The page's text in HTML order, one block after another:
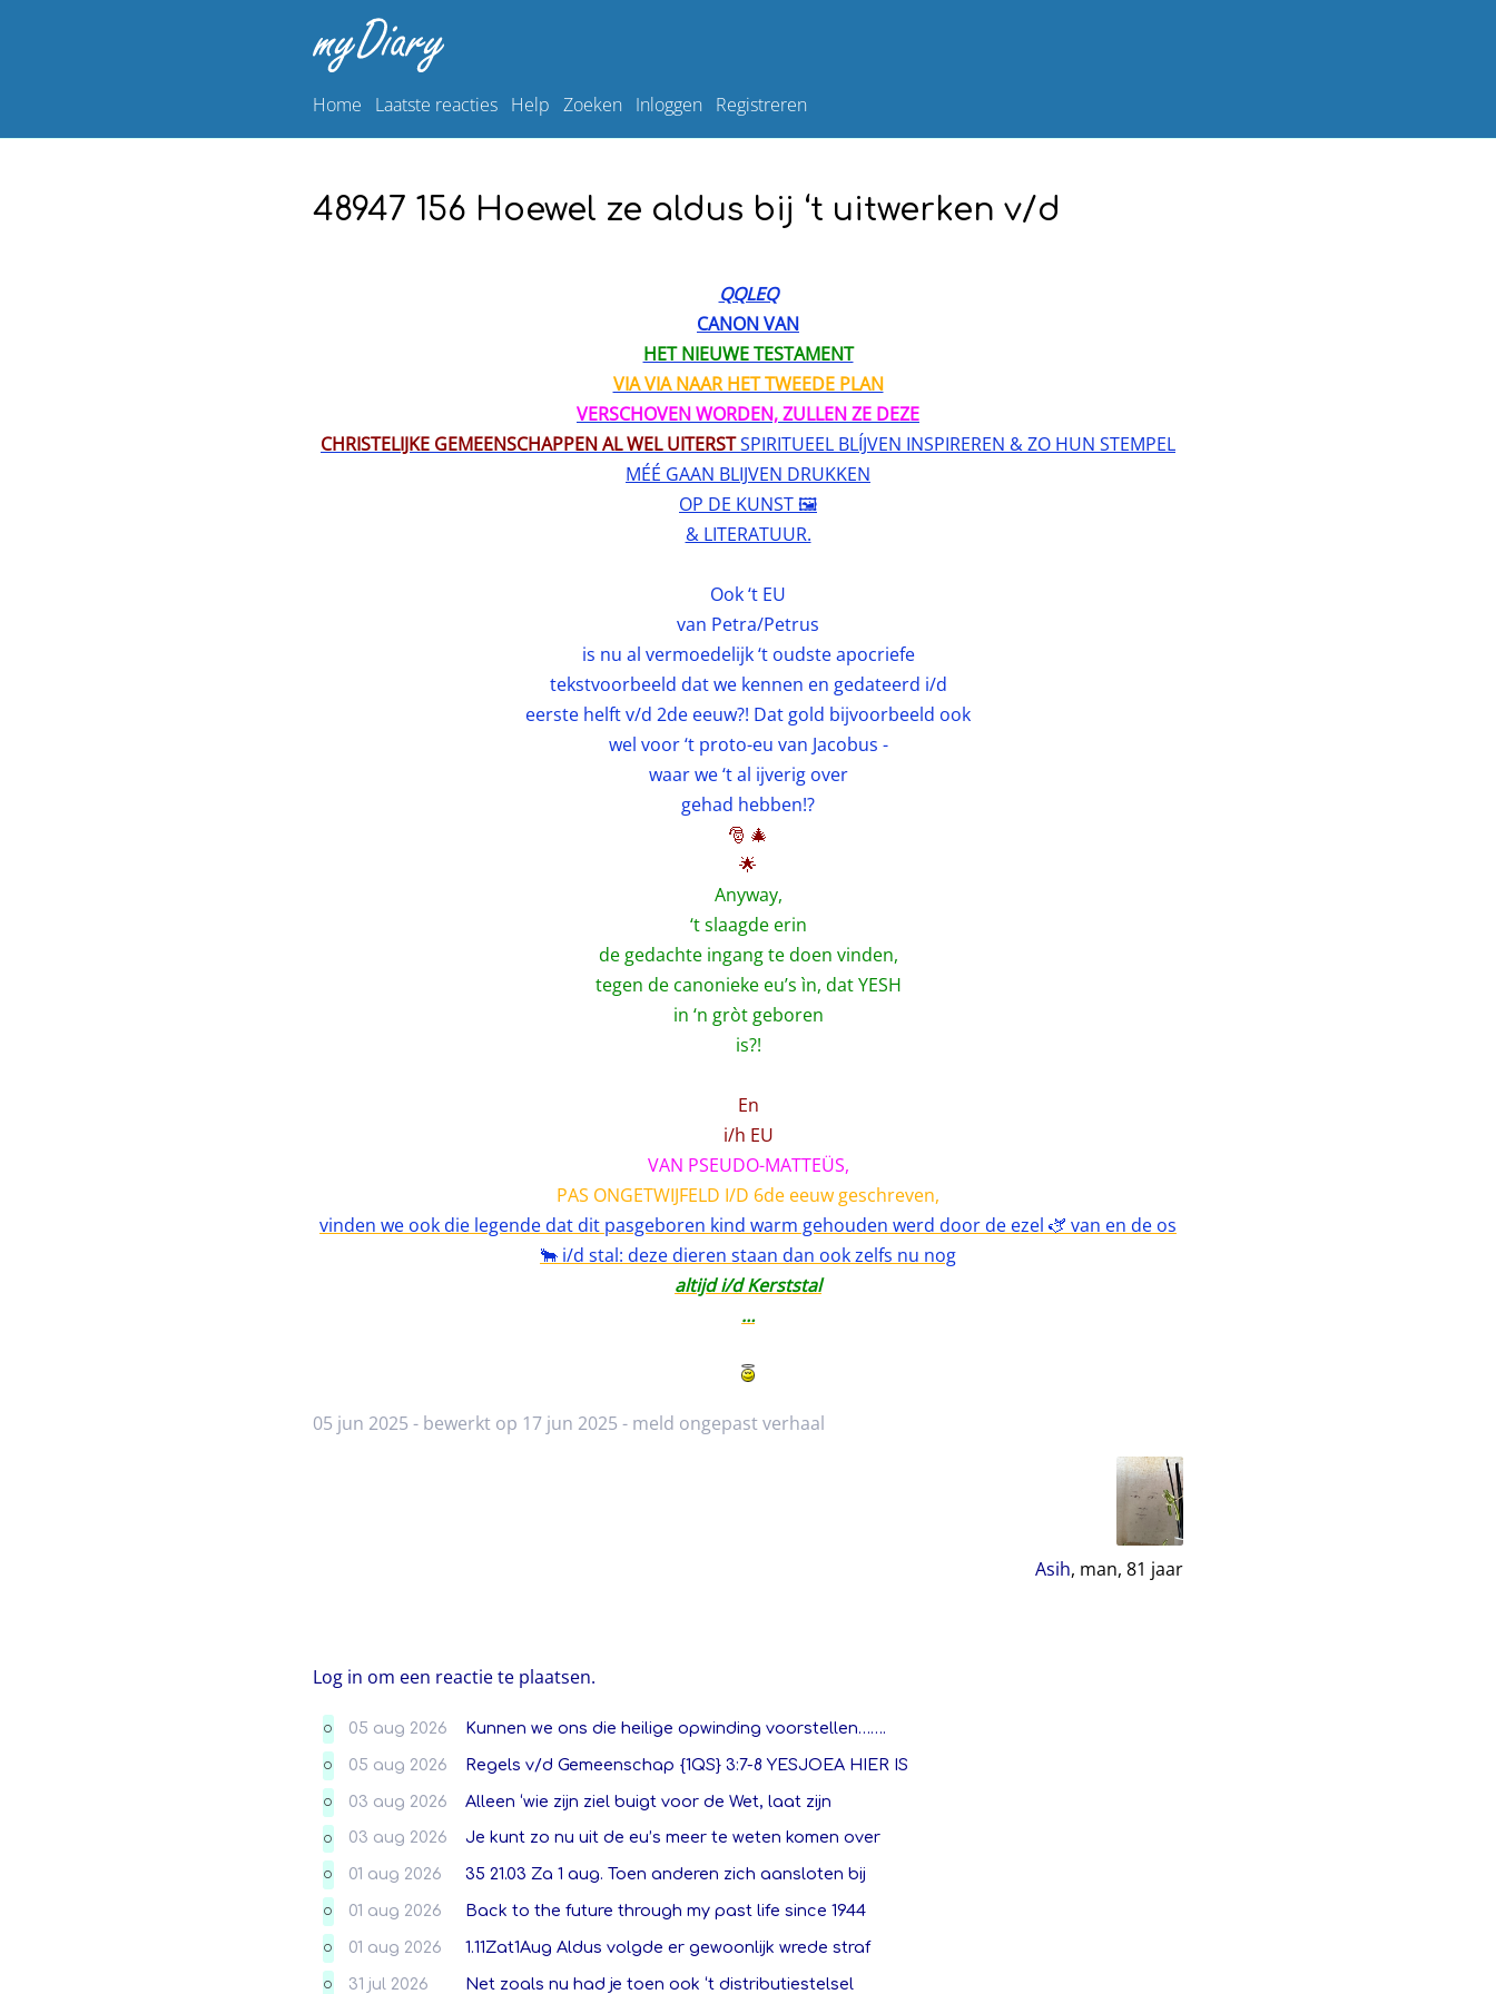
Home Laatste reacties Help Zoeken Inloggen Registreren
48947 156 Hoewel ze aldus bij ‘t uitwerken v/d
QQLEQ
CANON VAN
HET NIEUWE TESTAMENT
VIA VIA NAAR HET TWEEDE PLAN
VERSCHOVEN WORDEN, ZULLEN ZE DEZE
CHRISTELIJKE GEMEENSCHAPPEN AL WEL UITERSTSPIRITUEEL BLÍJVEN INSPIREREN & ZO HUN STEMPEL
MÉÉ GAAN BLIJVEN DRUKKEN
OP DE KUNST 🖼️
& LITERATUUR.
Ook ‘t EU
van Petra/Petrus
is nu al vermoedelijk ‘t oudste apocriefe
tekstvoorbeeld dat we kennen en gedateerd i/d
eerste helft v/d 2de eeuw?! Dat gold bijvoorbeeld ook
wel voor ‘t proto-eu van Jacobus -
waar we ‘t al ijverig over
gehad hebben!?
🎅 🎄
🌟
Anyway,
‘t slaagde erin
de gedachte ingang te doen vinden,
tegen de canonieke eu’s ìn, dat YESH
in ‘n gròt geboren
is?!
En
i/h EU
VAN PSEUDO-MATTEÜS,
PAS ONGETWIJFELD I/D 6de eeuw geschreven,
vinden we ook die legende dat dit pasgeboren kind warm gehouden werd door de ezel 🫏 van en de os
🐂 i/d stal: deze dieren staan dan ook zelfs nu nog
altijd i/d Kerststal
…
05 jun 2025 - bewerkt op 17 jun 2025 - meld ongepast verhaal
Asih, man, 81 jaar
Log in om een reactie te plaatsen.
O 05 aug 2026 Kunnen we ons die heilige opwinding voorstellen…….
O 05 aug 2026 Regels v/d Gemeenschap {1QS} 3:7-8 YESJOEA HIER IS
O 03 aug 2026 Alleen ‘wie zijn ziel buigt voor de Wet, laat zijn
O 03 aug 2026 Je kunt zo nu uit de eu’s meer te weten komen over
O 01 aug 2026 35 21.03 Za 1 aug. Toen anderen zich aansloten bij
O 01 aug 2026 Back to the future through my past life since 1944
O 01 aug 2026 1.11Zat1Aug Aldus volgde er gewoonlijk wrede straf
O 31 jul 2026 Net zoals nu had je toen ook ‘t distributiestelsel